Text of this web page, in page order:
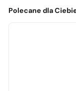
0,00 zł
Polecane dla